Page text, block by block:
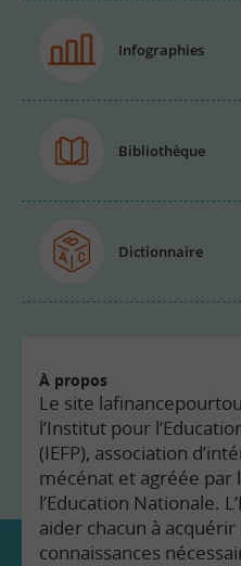
Infographies
Bibliothèque
Dictionnaire
À propos
Le site
l’Institut pour
(IEFP), association
mécénat et agréée par
l’Education Nationale.
aider chacun à acquérir
connaissances